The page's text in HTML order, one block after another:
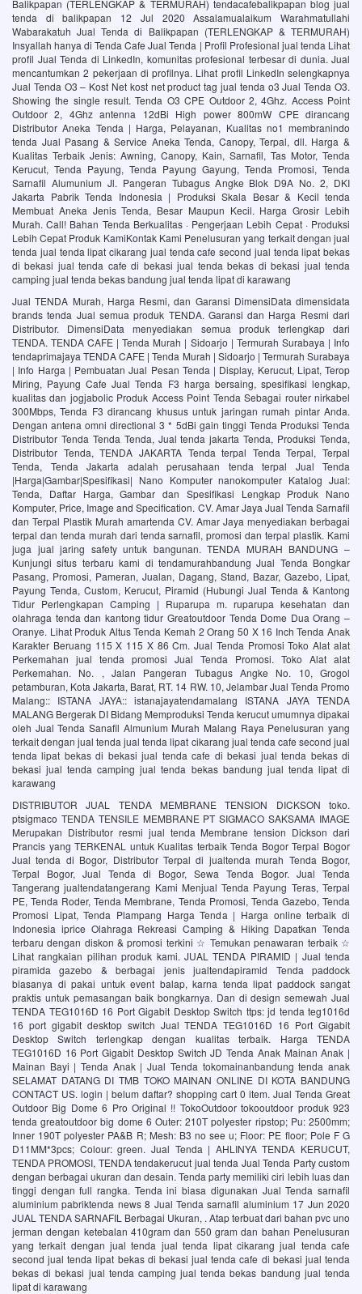
Balikpapan (TERLENGKAP & TERMURAH) tendacafebalikpapan blog jual
tenda di balikpapan 12 Jul 2020 Assalamualaikum Warahmatullahi
Wabarakatuh Jual Tenda di Balikpapan (TERLENGKAP & TERMURAH)
Insyallah hanya di Tenda Cafe Jual Tenda | Profil Profesional jual tenda Lihat
profil Jual Tenda di LinkedIn, komunitas profesional terbesar di dunia. Jual
mencantumkan 2 pekerjaan di profilnya. Lihat profil LinkedIn selengkapnya
Jual Tenda O3 – Kost Net kost net product tag jual tenda o3 Jual Tenda O3.
Showing the single result. Tenda O3 CPE Outdoor 2, 4Ghz. Access Point
Outdoor 2, 4Ghz antenna 12dBi High power 800mW CPE dirancang
Distributor Aneka Tenda | Harga, Pelayanan, Kualitas no1‎ membranindo
tenda‎ Jual Pasang & Service Aneka Tenda, Canopy, Terpal, dll. Harga &
Kualitas Terbaik Jenis: Awning, Canopy, Kain, Sarnafil, Tas Motor, Tenda
Kerucut, Tenda Payung, Tenda Payung Gayung, Tenda Promosi, Tenda
Sarnafil Alumunium Jl. Pangeran Tubagus Angke Blok D9A No. 2, DKI
Jakarta‎ Pabrik Tenda Indonesia | Produksi Skala Besar & Kecil‎ tenda
Membuat Aneka Jenis Tenda, Besar Maupun Kecil. Harga Grosir Lebih
Murah. Call! Bahan Tenda Berkualitas · Pengerjaan Lebih Cepat · Produksi
Lebih Cepat Produk KamiKontak Kami Penelusuran yang terkait dengan jual
tenda jual tenda lipat cikarang jual tenda cafe second jual tenda lipat bekas
di bekasi jual tenda cafe di bekasi jual tenda bekas di bekasi jual tenda
camping jual tenda bekas bandung jual tenda lipat di karawang
Jual TENDA Murah, Harga Resmi, dan Garansi DimensiData dimensidata
brands tenda Jual semua produk TENDA. Garansi dan Harga Resmi dari
Distributor. DimensiData menyediakan semua produk terlengkap dari
TENDA. TENDA CAFE | Tenda Murah | Sidoarjo | Termurah Surabaya | Info
tendaprimajaya TENDA CAFE | Tenda Murah | Sidoarjo | Termurah Surabaya
| Info Harga | Pembuatan Jual Pesan Tenda | Display, Kerucut, Lipat, Terop
Miring, Payung Cafe Jual Tenda F3 harga bersaing, spesifikasi lengkap,
kualitas dan jogjabolic Produk Access Point Tenda Sebagai router nirkabel
300Mbps, Tenda F3 dirancang khusus untuk jaringan rumah pintar Anda.
Dengan antena omni directional 3 * 5dBi gain tinggi Tenda Produksi Tenda
Distributor Tenda Tenda Tenda, Jual tenda jakarta Tenda, Produksi Tenda,
Distributor Tenda, TENDA JAKARTA Tenda terpal Tenda Terpal, Terpal
Tenda, Tenda Jakarta adalah perusahaan tenda terpal Jual Tenda
|Harga|Gambar|Spesifikasi| Nano Komputer nanokomputer Katalog Jual:
Tenda, Daftar Harga, Gambar dan Spesifikasi Lengkap Produk Nano
Komputer, Price, Image and Specification. CV. Amar Jaya Jual Tenda Sarnafil
dan Terpal Plastik Murah amartenda CV. Amar Jaya menyediakan berbagai
terpal dan tenda murah dari tenda sarnafil, promosi dan terpal plastik. Kami
juga jual jaring safety untuk bangunan. TENDA MURAH BANDUNG –
Kunjungi situs terbaru kami di tendamurahbandung Jual Tenda Bongkar
Pasang, Promosi, Pameran, Jualan, Dagang, Stand, Bazar, Gazebo, Lipat,
Payung Tenda, Custom, Kerucut, Piramid (Hubungi Jual Tenda & Kantong
Tidur Perlengkapan Camping | Ruparupa m. ruparupa kesehatan dan
olahraga tenda dan kantong tidur Greatoutdoor Tenda Dome Dua Orang –
Oranye. Lihat Produk Altus Tenda Kemah 2 Orang 50 X 16 Inch Tenda Anak
Karakter Beruang 115 X 115 X 86 Cm. Jual Tenda Promosi Toko Alat alat
Perkemahan jual tenda promosi Jual Tenda Promosi. Toko Alat alat
Perkemahan. No. , Jalan Pangeran Tubagus Angke No. 10, Grogol
petamburan, Kota Jakarta, Barat, RT. 14 RW. 10, Jelambar Jual Tenda Promo
Malang:: ISTANA JAYA:: istanajayatendamalang ISTANA JAYA TENDA
MALANG Bergerak DI Bidang Memproduksi Tenda kerucut umumnya dipakai
oleh Jual Tenda Sanafil Almunium Murah Malang Raya Penelusuran yang
terkait dengan jual tenda jual tenda lipat cikarang jual tenda cafe second jual
tenda lipat bekas di bekasi jual tenda cafe di bekasi jual tenda bekas di
bekasi jual tenda camping jual tenda bekas bandung jual tenda lipat di
karawang
DISTRIBUTOR JUAL TENDA MEMBRANE TENSION DICKSON toko.
ptsigmaco TENDA TENSILE MEMBRANE PT SIGMACO SAKSAMA IMAGE
Merupakan Distributor resmi jual tenda Membrane tension Dickson dari
Prancis yang TERKENAL untuk Kualitas terbaik Tenda Bogor Terpal Bogor
Jual tenda di Bogor, Distributor Terpal di jualtenda murah Tenda Bogor,
Terpal Bogor, Jual Tenda di Bogor, Sewa Tenda Bogor. Jual Tenda
Tangerang jualtendatangerang Kami Menjual Tenda Payung Teras, Terpal
PE, Tenda Roder, Tenda Membrane, Tenda Promosi, Tenda Gazebo, Tenda
Promosi Lipat, Tenda Plampang Harga Tenda | Harga online terbaik di
Indonesia iprice Olahraga Rekreasi Camping & Hiking Dapatkan Tenda
terbaru dengan diskon & promosi terkini ☆ Temukan penawaran terbaik ☆
Lihat rangkaian pilihan produk kami. JUAL TENDA PIRAMID | Jual tenda
piramida gazebo & berbagai jenis jualtendapiramid Tenda paddock
biasanya di pakai untuk event balap, karna tenda lipat paddock sangat
praktis untuk pemasangan baik bongkarnya. Dan di design semewah Jual
TENDA TEG1016D 16 Port Gigabit Desktop Switch ttps: jd tenda teg1016d
16 port gigabit desktop switch Jual TENDA TEG1016D 16 Port Gigabit
Desktop Switch terlengkap dengan kualitas terbaik. Harga TENDA
TEG1016D 16 Port Gigabit Desktop Switch JD Tenda Anak Mainan Anak |
Mainan Bayi | Tenda Anak | Jual Tenda tokomainanbandung tenda anak
SELAMAT DATANG DI TMB TOKO MAINAN ONLINE DI KOTA BANDUNG
CONTACT US. login | belum daftar? shopping cart 0 item. Jual Tenda Great
Outdoor Big Dome 6 Pro Original !! TokoOutdoor tokooutdoor produk 923
tenda greatoutdoor big dome 6 Outer: 210T polyester ripstop; Pu: 2500mm;
Inner 190T polyester PA&B R; Mesh: B3 no see u; Floor: PE floor; Pole F G
D11MM*3pcs; Colour: green. Jual Tenda | AHLINYA TENDA KERUCUT,
TENDA PROMOSI, TENDA tendakerucut jual tenda Jual Tenda Party custom
dengan berbagai ukuran dan desain. Tenda party memiliki ciri lebih luas dan
tinggi dengan full rangka. Tenda ini biasa digunakan Jual Tenda sarnafil
aluminium pabriktenda news 8 Jual Tenda sarnafil aluminium 17 Jun 2020
JUAL TENDA SARNAFIL Berbagai Ukuran, . Atap terbuat dari bahan pvc uno
jerman dengan ketebalan 410gram dan 550 gram dan bahan Penelusuran
yang terkait dengan jual tenda jual tenda lipat cikarang jual tenda cafe
second jual tenda lipat bekas di bekasi jual tenda cafe di bekasi jual tenda
bekas di bekasi jual tenda camping jual tenda bekas bandung jual tenda
lipat di karawang